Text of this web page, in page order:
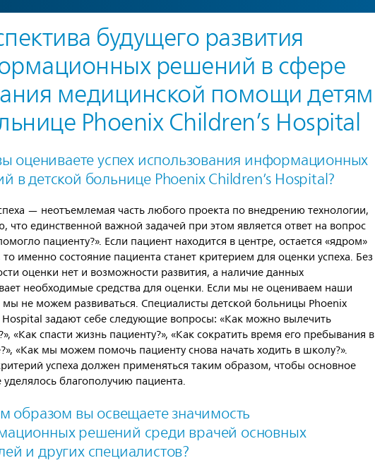
будущего развития
решений в сфере
медицинской помощи детям
Phoenix Children’s Hospital
оцениваете успех использования информационных
в детской больнице Phoenix Children’s Hospital?
— неотъемлемая часть любого проекта по внедрению технологии,
что единственной важной задачей при этом является ответ на вопрос
пациенту?». Если пациент находится в центре, остается «ядром»
то именно состояние пациента станет критерием для оценки успеха. Без
оценки нет и возможности развития, а наличие данных
необходимые средства для оценки. Если мы не оцениваем наши
мы не можем развиваться. Специалисты детской больницы Phoenix
Hospital задают себе следующие вопросы: «Как можно вылечить
«Как спасти жизнь пациенту?», «Как сократить время его пребывания в
«Как мы можем помочь пациенту снова начать ходить в школу?».
успеха должен применяться таким образом, чтобы основное
благополучию пациента.
образом вы освещаете значимость
решений среди врачей основных
и других специалистов?